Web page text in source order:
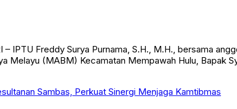
IPTU Freddy Surya Purnama, S.H., M.H., bersama
Melayu (MABM) Kecamatan Mempawah Hulu, Bapak